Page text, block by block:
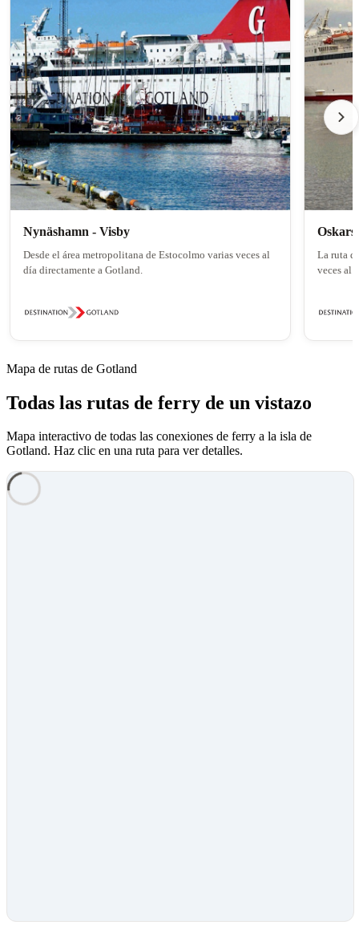
Nynäshamn - Visby
Desde el área metropolitana de Estocolmo varias veces al
día directamente a Gotland.
La ruta
veces al
Mapa de rutas de Gotland
Todas las rutas de ferry de un vistazo
Mapa interactivo de todas las conexiones de ferry a la isla de
Gotland. Haz clic en una ruta para ver detalles.